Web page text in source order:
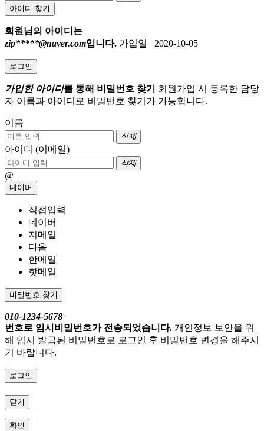
아이디 찾기
회원님의 아이디는
zip*****@naver.com입니다. 가입일 | 2020-10-05
로그인
가입한 아이디를 통해 비밀번호 찾기
회원가입 시 등록한 담당
자 이름과 아이디로 비밀번호 찾기가 가능합니다.
이름
삭제
아이디 (이메일)
삭제
@
네이버
직접입력
네이버
지메일
다음
한메일
핫메일
비밀번호 찾기
010-1234-5678
번호로 임시비밀번호가 전송되었습니다. 개인정보 보안을 위
해 임시 발급된 비밀번호로 로그인 후 비밀번호 변경을 해주시
기 바랍니다.
로그인
닫기
확인